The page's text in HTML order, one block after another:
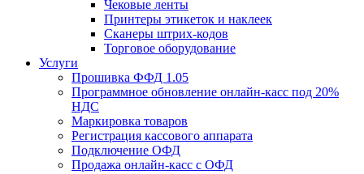
Чековые ленты
Принтеры этикеток и наклеек
Сканеры штрих-кодов
Торговое оборудование
Услуги
Прошивка ФФД 1.05
Программное обновление онлайн-касс под 20%
НДС
Маркировка товаров
Регистрация кассового аппарата
Подключение ОФД
Продажа онлайн-касс с ОФД